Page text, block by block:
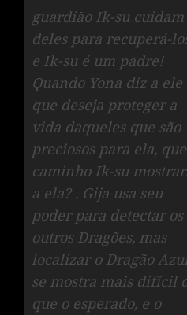
guardião Ik-su cuidam
deles para recuperá-
e Ik-su é um padre!
Quando Yona diz a ele
que deseja proteger a
vida daqueles que são
preciosos para ela, que
caminho Ik-su
a ela? . Gija usa seu
poder para detectar os
outros Dragões, mas
localizar o Dragão
se mostra mais difícil
que o esperado, e o